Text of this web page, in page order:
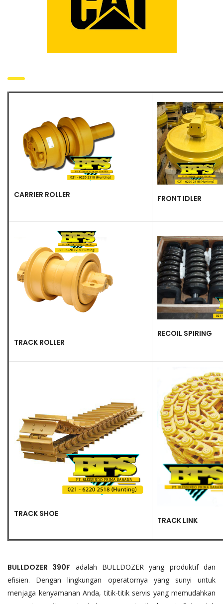
CARRIER ROLLER FRONT IDLER
TRACK ROLLER
RECOIL SPIRING
TRACK SHOE
TRACK LINK
BULLDOZER 390F adalah BULLDOZER yang produktif dan
efisien. Dengan lingkungan operatornya yang sunyi untuk
menjaga kenyamanan Anda, titik-titik servis yang memudahkan